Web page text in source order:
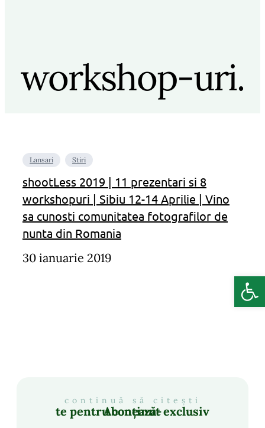
workshop-uri.
Lansari Stiri
shootLess 2019 | 11 prezentari si 8
workshopuri | Sibiu 12-14 Aprilie | Vino
sa cunosti comunitatea fotografilor de
nunta din Romania
30 ianuarie 2019
continuă să citești
Abonează-te pentru conținut exclusiv